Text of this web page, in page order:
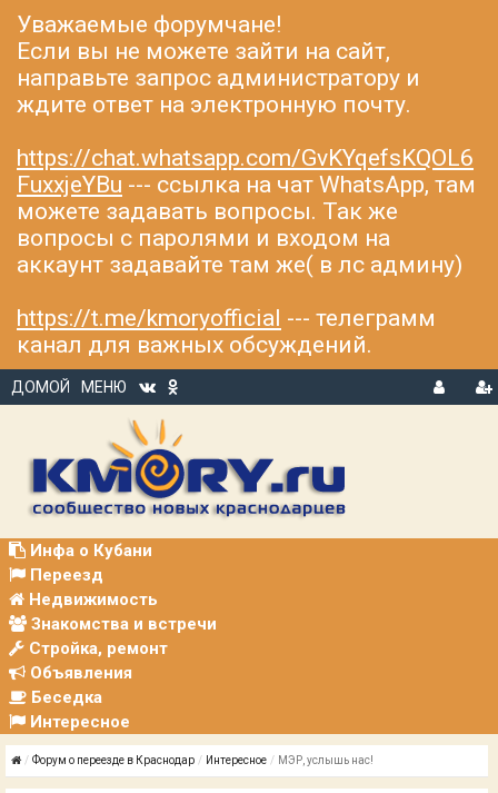
Уважаемые форумчане!
Если вы не можете зайти на сайт,
направьте запрос администратору и
ждите ответ на электронную почту.
https://chat.whatsapp.com/GvKYqefsKQOL6
FuxxjeYBu --- ссылка на чат WhatsApp, там
можете задавать вопросы. Так же
вопросы с паролями и входом на
аккаунт задавайте там же( в лс админу)
https://t.me/kmoryofficial --- телеграмм
канал для важных обсуждений.
ДОМОЙ
МЕНЮ
В
Р
Инфа о Кубани
Переезд
Недвижимость
Знакомства и встречи
Стройка, ремонт
Объявления
Беседка
Интересное
Форум о переезде в Краснодар Интересное МЭР, услышь нас!